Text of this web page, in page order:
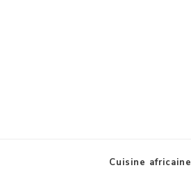
Cuisine africaine